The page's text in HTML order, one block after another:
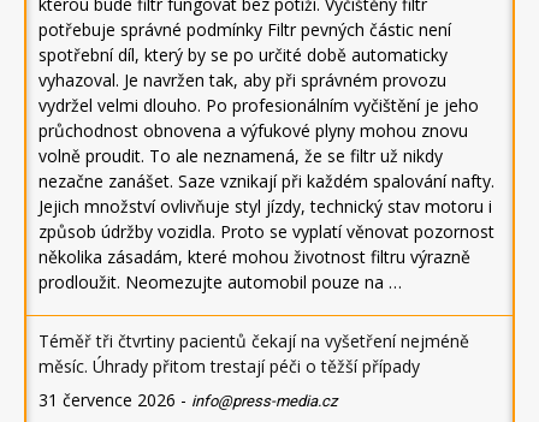
potřebuje správné podmínky Filtr pevných částic není
spotřební díl, který by se po určité době automaticky
vyhazoval. Je navržen tak, aby při správném provozu
vydržel velmi dlouho. Po profesionálním vyčištění je jeho
průchodnost obnovena a výfukové plyny mohou znovu
volně proudit. To ale neznamená, že se filtr už nikdy
nezačne zanášet. Saze vznikají při každém spalování nafty.
Jejich množství ovlivňuje styl jízdy, technický stav motoru i
způsob údržby vozidla. Proto se vyplatí věnovat pozornost
několika zásadám, které mohou životnost filtru výrazně
prodloužit. Neomezujte automobil pouze na …
Téměř tři čtvrtiny pacientů čekají na vyšetření nejméně
měsíc. Úhrady přitom trestají péči o těžší případy
31 července 2026 - info@press-media.cz